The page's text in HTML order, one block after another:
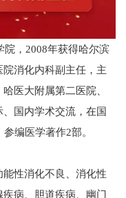
院，2008年获得哈尔滨
消化内科副主任，主
医大附属第二医院、
国内学术交流，在国
编医学著作2部。
性消化不良、消化性
病、胆道疾病、幽门